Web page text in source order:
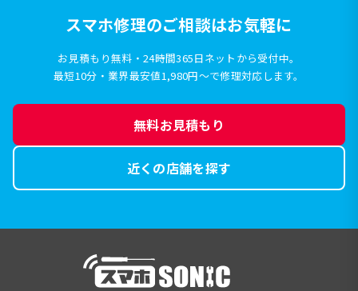
スマホ修理のご相談はお気軽に
お見積もり無料・24時間365日ネットから受付中。
最短10分・業界最安値1,980円〜で修理対応します。
無料お見積もり
近くの店舗を探す